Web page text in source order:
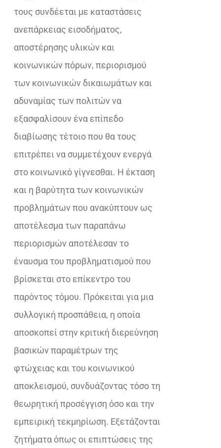
τους συνδέεται με καταστάσεις
ανεπάρκειας εισοδήματος,
αποστέρησης υλικών και
κοινωνικών πόρων, περιορισμού
των κοινωνικών δικαιωμάτων και
αδυναμίας των πολιτών να
εξασφαλίσουν ένα επίπεδο
διαβίωσης τέτοιο που θα τους
επιτρέπει να συμμετέχουν ενεργά
στο κοινωνικό γίγνεσθαι. Η έκταση
και η βαρύτητα των κοινωνικών
προβλημάτων που ανακύπτουν ως
αποτέλεσμα των παραπάνω
περιορισμών αποτέλεσαν το
έναυσμα του προβληματισμού που
βρίσκεται στο επίκεντρο του
παρόντος τόμου. Πρόκειται για μια
συλλογική προσπάθεια, η οποία
αποσκοπεί στην κριτική διερεύνηση
βασικών παραμέτρων της
φτώχειας και του κοινωνικού
αποκλεισμού, συνδυάζοντας τόσο τη
θεωρητική προσέγγιση όσο και την
εμπειρική τεκμηρίωση. Εξετάζονται
ζητήματα όπως οι επιπτώσεις της